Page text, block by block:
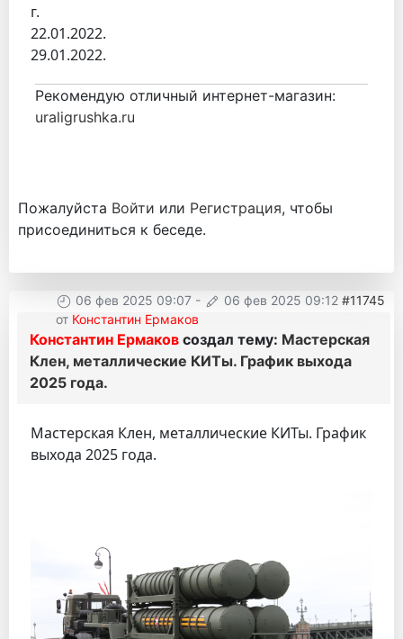
г.
22.01.2022.
29.01.2022.
Рекомендую отличный интернет-магазин:
uraligrushka.ru
Пожалуйста Войти или Регистрация, чтобы
присоединиться к беседе.
06 фев 2025 09:07 - 06 фев 2025 09:12 #11745
от Константин Ермаков
Константин Ермаков создал тему: Мастерская
Клен, металлические КИТы. График выхода
2025 года.
Мастерская Клен, металлические КИТы. График
выхода 2025 года.